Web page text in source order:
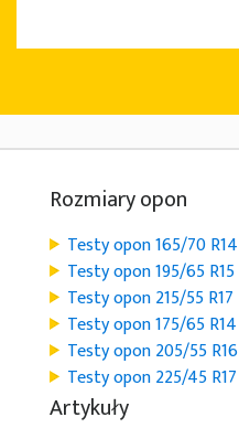
Rozmiary opon
Testy opon 165/70 R14
Testy opon 195/65 R15
Testy opon 215/55 R17
Testy opon 175/65 R14
Testy opon 205/55 R16
Testy opon 225/45 R17
Artykuły